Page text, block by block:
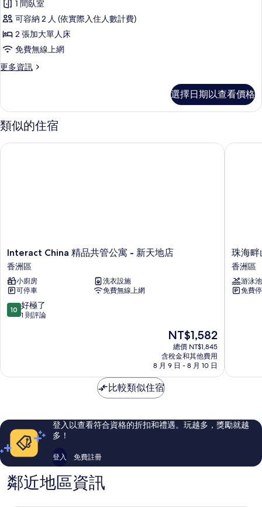
豪
華
雙
房,
間
臥
室
的
1 間臥室
可容納 2 人 (依實際入住人數計費)
2 張加大單人床
免費無線上網
更多資訊
更
雙
床
房,
間
選擇日期以查看價格
類似的住宿
Interact
China
精
品
共
管
公
店
Interact China 精品共管公寓 - 新天地店
香洲區
小廚房
洗衣設施
可停車
免費無線上網
10.0
分，
極
評
論
10 好極了
1 則評論
現
在
價
格
為
NT$1,582
總價 NT$1,845
含稅金和其他費用
8 月 9 日 - 8 月 10 日
Interact China 精品共管公寓 - 新天地店
珠
海
畔
山
海
區
珠海畔
香洲區
游泳池
免費
珠海畔
比較類似住宿
登入以查看符合資格的折扣和禮遇。玩越多，獎勵就越
多！
登入 免費註冊
鄰近地區資訊